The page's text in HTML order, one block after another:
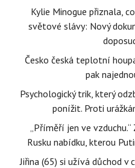
Kylie Minogue přiznala,
světové slávy: Nový
Česko česká teplotní
pak
Psychologický trik, který
ponížit. Proti
„Příměří jen ve
Rusku nabídku, kterou
Jiřina (65) si užívá důchod v